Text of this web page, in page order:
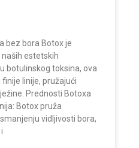
bez bora Botox je
estetskih
botulinskog toksina, ova
linije, pružajući
Prednosti Botoxa
Botox pruža
vidljivosti bora,